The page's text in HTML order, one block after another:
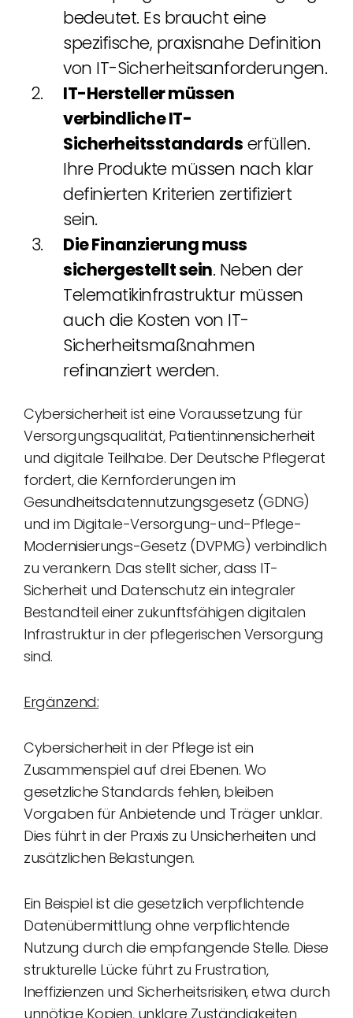
bedeutet. Es braucht eine
spezifische, praxisnahe Definition
von IT-Sicherheitsanforderungen.
IT-Hersteller müssen
verbindliche IT-
Sicherheitsstandards erfüllen.
Ihre Produkte müssen nach klar
definierten Kriterien zertifiziert
sein.
Die Finanzierung muss
sichergestellt sein. Neben der
Telematikinfrastruktur müssen
auch die Kosten von IT-
Sicherheitsmaßnahmen
refinanziert werden.
Cybersicherheit ist eine Voraussetzung für
Versorgungsqualität, Patient:innensicherheit
und digitale Teilhabe. Der Deutsche Pflegerat
fordert, die Kernforderungen im
Gesundheitsdatennutzungsgesetz (GDNG)
und im Digitale-Versorgung-und-Pflege-
Modernisierungs-Gesetz (DVPMG) verbindlich
zu verankern. Das stellt sicher, dass IT-
Sicherheit und Datenschutz ein integraler
Bestandteil einer zukunftsfähigen digitalen
Infrastruktur in der pflegerischen Versorgung
sind.
Ergänzend:
Cybersicherheit in der Pflege ist ein
Zusammenspiel auf drei Ebenen. Wo
gesetzliche Standards fehlen, bleiben
Vorgaben für Anbietende und Träger unklar.
Dies führt in der Praxis zu Unsicherheiten und
zusätzlichen Belastungen.
Ein Beispiel ist die gesetzlich verpflichtende
Datenübermittlung ohne verpflichtende
Nutzung durch die empfangende Stelle. Diese
strukturelle Lücke führt zu Frustration,
Ineffizienzen und Sicherheitsrisiken, etwa durch
unnötige Kopien, unklare Zuständigkeiten